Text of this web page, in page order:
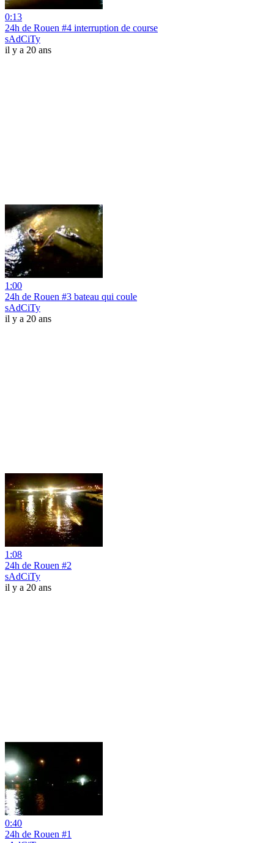
0:13
24h de Rouen #4 interruption de course
sAdCiTy
il y a 20 ans
1:00
24h de Rouen #3 bateau qui coule
sAdCiTy
il y a 20 ans
1:08
24h de Rouen #2
sAdCiTy
il y a 20 ans
0:40
24h de Rouen #1